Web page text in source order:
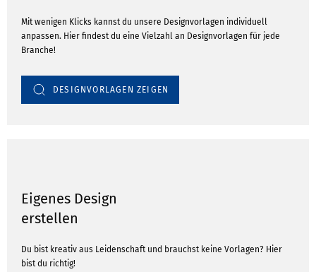
Mit wenigen Klicks kannst du unsere Designvorlagen individuell
anpassen. Hier findest du eine Vielzahl an Designvorlagen für jede
Branche!
DESIGNVORLAGEN ZEIGEN
Eigenes Design
erstellen
Du bist kreativ aus Leidenschaft und brauchst keine Vorlagen? Hier
bist du richtig!